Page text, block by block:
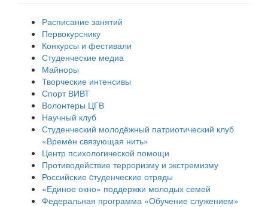
Расписание занятий
Первокурснику
Конкурсы и фестивали
Студенческие медиа
Майноры
Творческие интенсивы
Спорт ВИВТ
Волонтеры ЦГВ
Научный клуб
Студенческий молодёжный патриотический клуб
«Времён связующая нить»
Центр психологической помощи
Противодействие терроризму и экстремизму
Российские cтуденческие отряды
«Единое окно» поддержки молодых семей
Федеральная программа «Обучение служением»